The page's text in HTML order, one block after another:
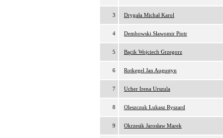
3 Drygała Michał Karol
4 Dembowski Sławomir Piotr
5 Bącik Wojciech Grzegorz
6 Rotkegel Jan Augustyn
7 Ucher Irena Urszula
8 Oleszczuk Łukasz Ryszard
9 Okrzesik Jarosław Marek